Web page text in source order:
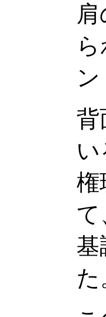
背
権
て
基
た